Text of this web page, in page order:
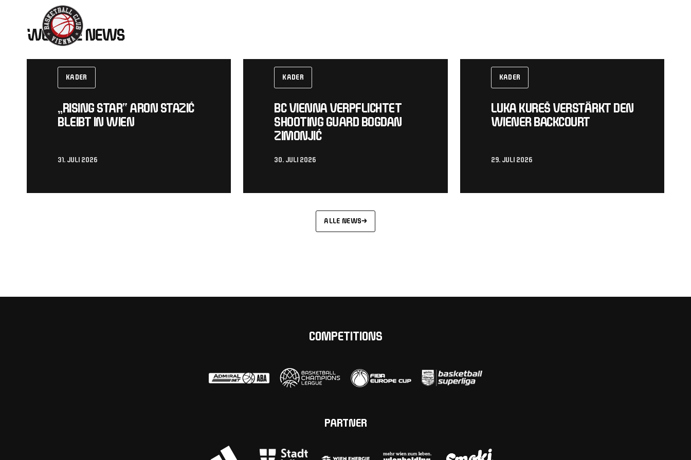
contentWEITERE NEWS
KADER
31. JULI 2026
„RISING STAR“ ARON STAZIĆ
BLEIBT IN WIEN
KADER
30. JULI 2026
BC VIENNA VERPFLICHTET
SHOOTING GUARD BOGDAN
ZIMONJIĆ
KADER
29. JULI 2026
LUKA KUREŠ VERSTÄRKT DEN
WIENER BACKCOURT
ALLE NEWS→
COMPETITIONS
PARTNER